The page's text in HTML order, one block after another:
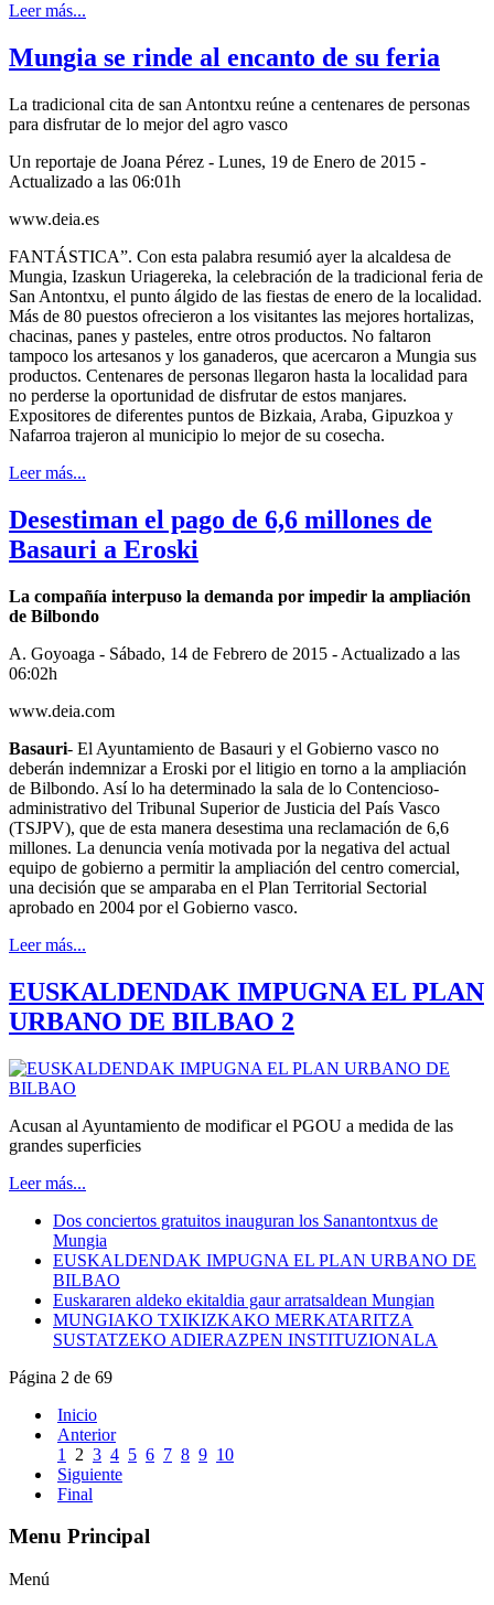
Leer más...
Mungia se rinde al encanto de su feria
La tradicional cita de san Antontxu reúne a centenares de personas
para disfrutar de lo mejor del agro vasco
Un reportaje de Joana Pérez - Lunes, 19 de Enero de 2015 -
Actualizado a las 06:01h
www.deia.es
FANTÁSTICA”. Con esta palabra resumió ayer la alcaldesa de
Mungia, Izaskun Uriagereka, la celebración de la tradicional feria de
San Antontxu, el punto álgido de las fiestas de enero de la localidad.
Más de 80 puestos ofrecieron a los visitantes las mejores hortalizas,
chacinas, panes y pasteles, entre otros productos. No faltaron
tampoco los artesanos y los ganaderos, que acercaron a Mungia sus
productos. Centenares de personas llegaron hasta la localidad para
no perderse la oportunidad de disfrutar de estos manjares.
Expositores de diferentes puntos de Bizkaia, Araba, Gipuzkoa y
Nafarroa trajeron al municipio lo mejor de su cosecha.
Leer más...
Desestiman el pago de 6,6 millones de
Basauri a Eroski
La compañía interpuso la demanda por impedir la ampliación
de Bilbondo
A. Goyoaga - Sábado, 14 de Febrero de 2015 - Actualizado a las
06:02h
www.deia.com
Basauri- El Ayuntamiento de Basauri y el Gobierno vasco no
deberán indemnizar a Eroski por el litigio en torno a la ampliación
de Bilbondo. Así lo ha determinado la sala de lo Contencioso-
administrativo del Tribunal Superior de Justicia del País Vasco
(TSJPV), que de esta manera desestima una reclamación de 6,6
millones. La denuncia venía motivada por la negativa del actual
equipo de gobierno a permitir la ampliación del centro comercial,
una decisión que se amparaba en el Plan Territorial Sectorial
aprobado en 2004 por el Gobierno vasco.
Leer más...
EUSKALDENDAK IMPUGNA EL PLAN
URBANO DE BILBAO 2
Acusan al Ayuntamiento de modificar el PGOU a medida de las
grandes superficies
Leer más...
Dos conciertos gratuitos inauguran los Sanantontxus de
Mungia
EUSKALDENDAK IMPUGNA EL PLAN URBANO DE
BILBAO
Euskararen aldeko ekitaldia gaur arratsaldean Mungian
MUNGIAKO TXIKIZKAKO MERKATARITZA
SUSTATZEKO ADIERAZPEN INSTITUZIONALA
Página 2 de 69
Inicio
Anterior
1
2 3 4 5 6 7 8 9 10
Siguiente
Final
Menu Principal
Menú